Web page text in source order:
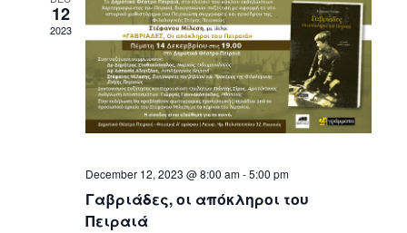
12
2023
December 12, 2023 @ 8:00 am-5:00 pm
Γαβριάδες, οι απόκληροι του
Πειραιά